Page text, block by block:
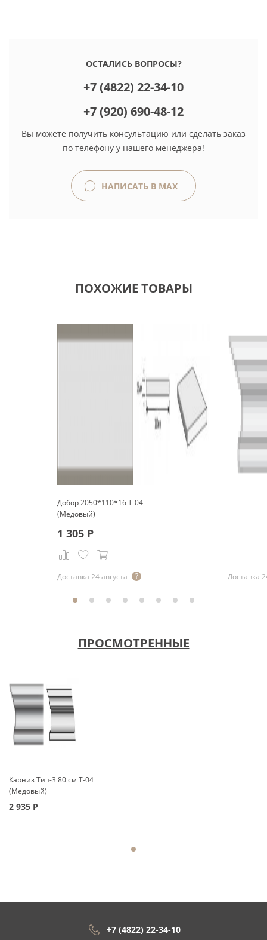
ОСТАЛИСЬ ВОПРОСЫ?
+7 (4822) 22-34-10
+7 (920) 690-48-12
Вы можете получить консультацию или сделать заказ
по телефону у нашего менеджера!
НАПИСАТЬ В MAX
ПОХОЖИЕ ТОВАРЫ
Добор 2050*110*16 Т-04
(Медовый)
1 305 Р
Доставка 24 августа Доставка
ПРОСМОТРЕННЫЕ
Карниз Тип-3 80 см Т-04
(Медовый)
2 935 Р
+7 (4822) 22-34-10